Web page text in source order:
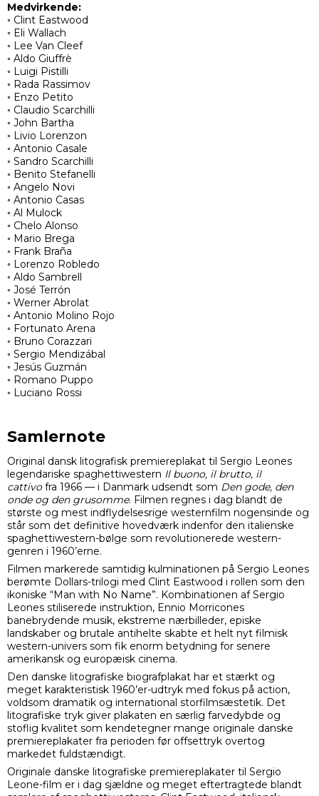
Medvirkende:
◦ Clint Eastwood
◦ Eli Wallach
◦ Lee Van Cleef
◦ Aldo Giuffrè
◦ Luigi Pistilli
◦ Rada Rassimov
◦ Enzo Petito
◦ Claudio Scarchilli
◦ John Bartha
◦ Livio Lorenzon
◦ Antonio Casale
◦ Sandro Scarchilli
◦ Benito Stefanelli
◦ Angelo Novi
◦ Antonio Casas
◦ Al Mulock
◦ Chelo Alonso
◦ Mario Brega
◦ Frank Braña
◦ Lorenzo Robledo
◦ Aldo Sambrell
◦ José Terrón
◦ Werner Abrolat
◦ Antonio Molino Rojo
◦ Fortunato Arena
◦ Bruno Corazzari
◦ Sergio Mendizábal
◦ Jesús Guzmán
◦ Romano Puppo
◦ Luciano Rossi
Samlernote
Original dansk litografisk premiereplakat til Sergio Leones
legendariske spaghettiwestern Il buono, il brutto, il
cattivofra 1966 — i Danmark udsendt som Den gode, den
onde og den grusomme. Filmen regnes i dag blandt de
største og mest indflydelsesrige westernfilm nogensinde og
står som det definitive hovedværk indenfor den italienske
spaghettiwestern-bølge som revolutionerede western-
genren i 1960’erne.
Filmen markerede samtidig kulminationen på Sergio Leones
berømte Dollars-trilogi med Clint Eastwood i rollen som den
ikoniske “Man with No Name”. Kombinationen af Sergio
Leones stiliserede instruktion, Ennio Morricones
banebrydende musik, ekstreme nærbilleder, episke
landskaber og brutale antihelte skabte et helt nyt filmisk
western-univers som fik enorm betydning for senere
amerikansk og europæisk cinema.
Den danske litografiske biografplakat har et stærkt og
meget karakteristisk 1960’er-udtryk med fokus på action,
voldsom dramatik og international storfilmsæstetik. Det
litografiske tryk giver plakaten en særlig farvedybde og
stoflig kvalitet som kendetegner mange originale danske
premiereplakater fra perioden før offsettryk overtog
markedet fuldstændigt.
Originale danske litografiske premiereplakater til Sergio
Leone-film er i dag sjældne og meget eftertragtede blandt